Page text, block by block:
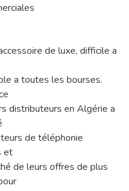
de luxe, difficile a
a toutes les bourses.
distributeurs en Algérie a
de téléphonie
et
de leurs offres de plus